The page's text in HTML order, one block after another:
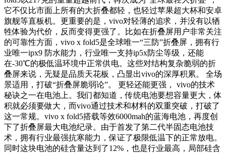
它不仅比市面上所有的大折叠都轻，也轻过苹果超大杯和安卓
旗舰等直板机。更重要的是，vivo对轻薄的追求，并没有以牺
牲体验为代价，反而变得更强了。比如在折叠屏用户非常关注
的可靠性方面，vivo x fold5是全球唯一“三防”折叠屏，拥有行
业唯一ipx9 防水能力，行业唯一支持ip5x防尘等级，还能
在-30℃的极低温环境中正常供电。这些对结构复杂脆弱的折
叠屏来说，无疑是品质天花板，凸显出vivo的深厚积累。 全场
景适用，打破“折叠屏脆弱论”。 更轻还能更强， vivo的技术
秘诀之一在电池上。我们都知道，传统电池要想容量更大，体
积就必须要做大，而vivo通过技术和材料的双重突破，打破了
这一常规。vivo x fold5搭载等效6000mah的蓝海电池，再度创
下了折叠屏最大电池纪录。由于首发了第二代半固态电池技
术，拥有行业最强抗寒能力，保证了极限低温下的正常放电。
同时这块电池的硅含量达到了12%，也是行业最高，局部硅含